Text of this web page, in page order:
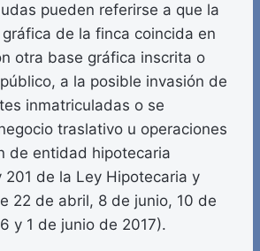
pueden referirse a que la
de la finca coincida en
otra base gráfica inscrita o
a la posible invasión de
inmatriculadas o se
traslativo u operaciones
de entidad hipotecaria
201 de la Ley Hipotecaria y
22 de abril, 8 de junio, 10 de
y 1 de junio de 2017).